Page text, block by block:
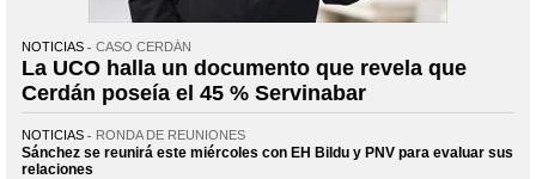
NOTICIAS CASO CERDÁN
La UCO halla un documento que revela que
Cerdán poseía el 45 % Servinabar
NOTICIAS RONDA DE REUNIONES
Sánchez se reunirá este miércoles con EH Bildu y PNV para evaluar sus
relaciones